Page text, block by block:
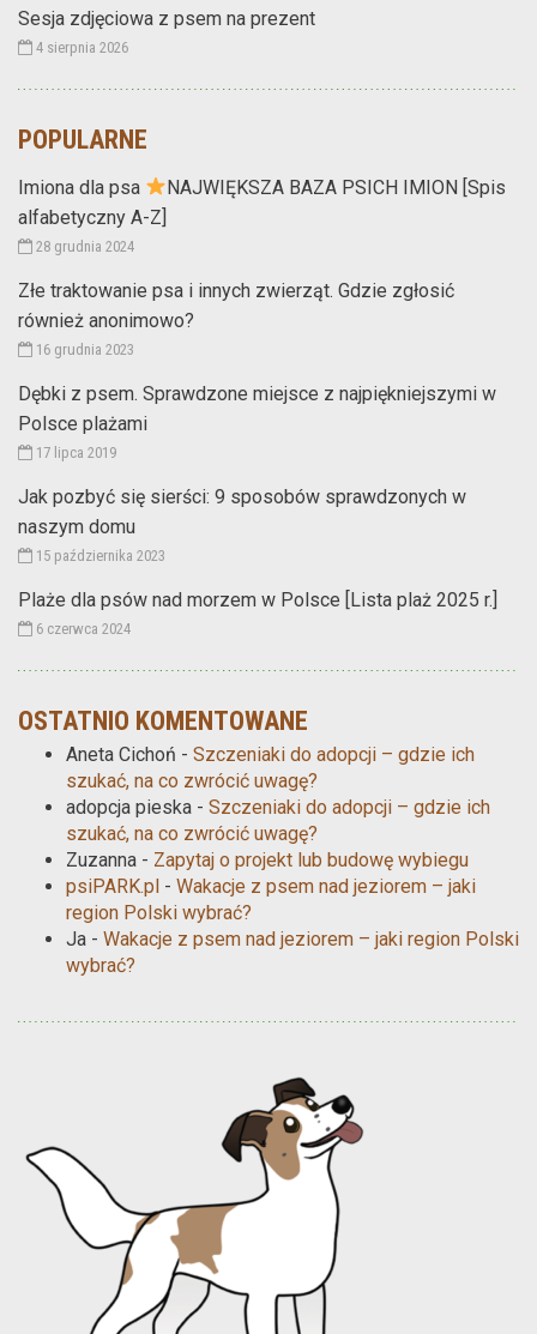
Sesja zdjęciowa z psem na prezent
4 sierpnia 2026
POPULARNE
Imiona dla psa
NAJWIĘKSZA BAZA PSICH IMION [Spis
alfabetyczny A-Z]
28 grudnia 2024
Złe traktowanie psa i innych zwierząt. Gdzie zgłosić
również anonimowo?
16 grudnia 2023
Dębki z psem. Sprawdzone miejsce z najpiękniejszymi w
Polsce plażami
17 lipca 2019
Jak pozbyć się sierści: 9 sposobów sprawdzonych w
naszym domu
15 października 2023
Plaże dla psów nad morzem w Polsce [Lista plaż 2025 r.]
6 czerwca 2024
OSTATNIO KOMENTOWANE
Aneta Cichoń - Szczeniaki do adopcji – gdzie ich
szukać, na co zwrócić uwagę?
adopcja pieska - Szczeniaki do adopcji – gdzie ich
szukać, na co zwrócić uwagę?
Zuzanna - Zapytaj o projekt lub budowę wybiegu
psiPARK.pl - Wakacje z psem nad jeziorem – jaki
region Polski wybrać?
Ja - Wakacje z psem nad jeziorem – jaki region Polski
wybrać?